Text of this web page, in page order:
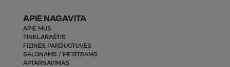
APIE NAGAVITA
APIE MUS
TINKLARAŠTIS
FIZINĖS PARDUOTUVĖS
SALONAMS / MEISTRAMS
APTARNAVIMAS